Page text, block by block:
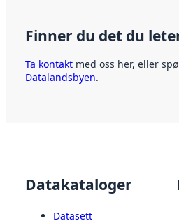
Finner du det du
Ta kontakt med oss her, eller
Datalandsbyen.
Datakataloger
Datasett